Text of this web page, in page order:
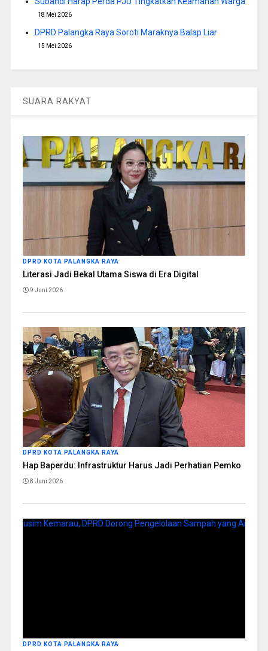
18 Mei 2026
DPRD Palangka Raya Soroti Maraknya Balap Liar
15 Mei 2026
SUARA RAKYAT
DPRD KOTA PALANGKA RAYA
Literasi Jadi Bekal Utama Siswa di Era Digital
9 Juni 2026
DPRD KOTA PALANGKA RAYA
Hap Baperdu: Infrastruktur Harus Jadi Perhatian Pemko
8 Juni 2026
DPRD KOTA PALANGKA RAYA